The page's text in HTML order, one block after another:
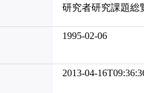
研究者研究課題総
1995-02-06
2013-04-